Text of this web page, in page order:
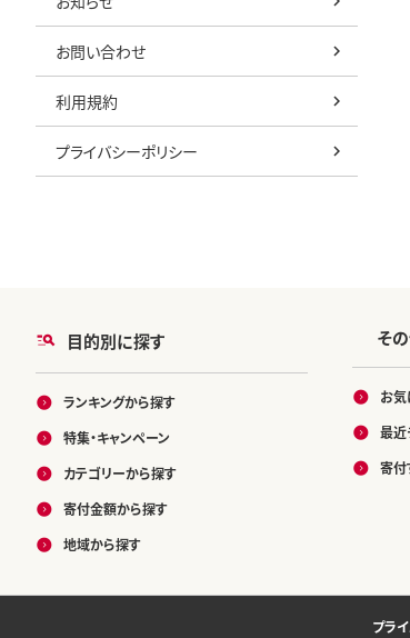
お問い合わせ
利用規約
プライバシーポリシー
目的別に探す
ランキングから探す
特集・キャンペーン
カテゴリーから探す
寄付金額から探す
地域から探す
そ
お気
最近
寄付
プラ